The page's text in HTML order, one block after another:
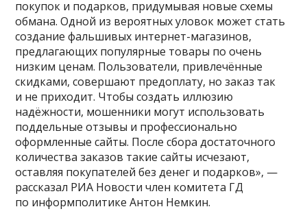
покупок и подарков, придумывая новые схемы
обмана. Одной из вероятных уловок может стать
создание фальшивых интернет-магазинов,
предлагающих популярные товары по очень
низким ценам. Пользователи, привлечённые
скидками, совершают предоплату, но заказ так
и не приходит. Чтобы создать иллюзию
надёжности, мошенники могут использовать
поддельные отзывы и профессионально
оформленные сайты. После сбора достаточного
количества заказов такие сайты исчезают,
оставляя покупателей без денег и подарков», —
рассказал РИА Новости член комитета ГД
по информполитике Антон Немкин.